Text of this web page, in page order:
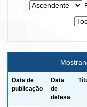
Data de
publicação
Data
de
defesa